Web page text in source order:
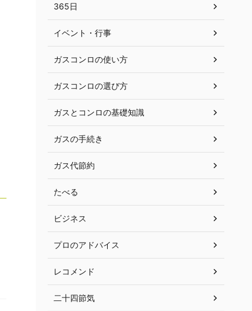
365日
イベント・行事
ガスコンロの使い方
ガスコンロの選び方
ガスとコンロの基礎知識
ガスの手続き
ガス代節約
たべる
ビジネス
プロのアドバイス
レコメンド
二十四節気